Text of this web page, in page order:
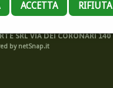
ACCETTA
SRL VIA DEI CORONARI
by netSnap.it